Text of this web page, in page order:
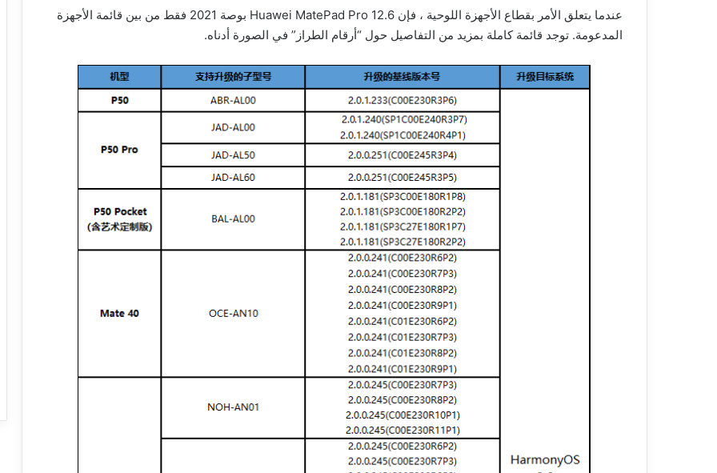
عندما يتعلق الأمر بقطاع الأجهزة اللوحية ، فإن Huawei MatePad Pro 12.6 بوصة 2021 فقط من بين قائمة الأجهزة
المدعومة. توجد قائمة كاملة بمزيد من التفاصيل حول “أرقام الطراز” في الصورة أدناه.